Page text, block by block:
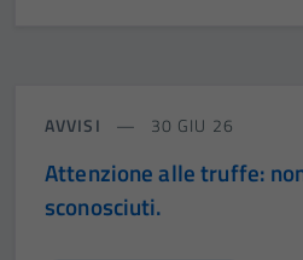
AVVISI 30 GIU 26
Attenzione alle truffe:
sconosciuti.